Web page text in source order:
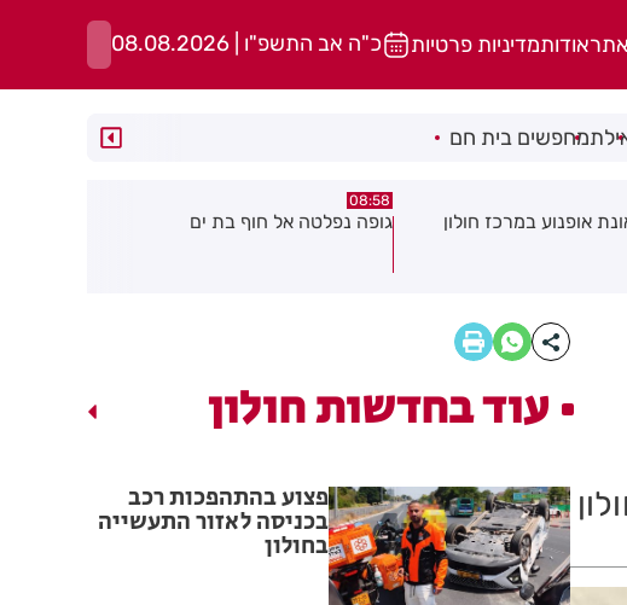
אתראודותמדיניות פרטיות כ"ה אב התשפ"ו | 08.08.2026
מחפשים בית חם
אל חוף בת ים
08:29
חשד להצתה בשלושה מוקדים ברמת
עוד בחדשות חולון
פצוע בהתהפכות רכב
בכניסה לאזור התעשייה
בחולון